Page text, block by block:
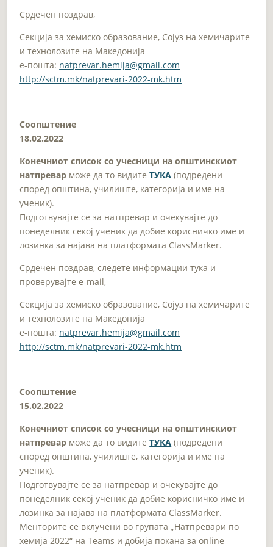
Срдечен поздрав,
Секција за хемиско образование, Сојуз на хемичарите
и технолозите на Македонија
e-пошта: natprevar.hemija@gmail.com
http://sctm.mk/natprevari-2022-mk.htm
Соопштение
18.02.2022
Конечниот список со учесници на општинскиoт
натпревар може да то видитеТУКА (подредени
според општина, училиште, категорија и име на
ученик).
Подготвувајте се за натпревар и очекувајте до
понеделник секој ученик да добие корисничко име и
лозинка за најава на платформата ClassMarker.
Срдечен поздрав, следете информации тука и
проверувајте e-mail,
Секција за хемиско образование, Сојуз на хемичарите
и технолозите на Македонија
e-пошта: natprevar.hemija@gmail.com
http://sctm.mk/natprevari-2022-mk.htm
Соопштение
15.02.2022
Конечниот список со учесници на општинскиoт
натпревар може да то видитеТУКА (подредени
според општина, училиште, категорија и име на
ученик).
Подготвувајте се за натпревар и очекувајте до
понеделник секој ученик да добие корисничко име и
лозинка за најава на платформата ClassMarker.
Менторите се вклучени во групата „Натпревари по
хемија 2022“ на Teams и добија покана за online